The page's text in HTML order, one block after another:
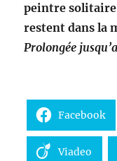
peintre solitaire
restent dans la
Prolongée
Facebook
Viadeo